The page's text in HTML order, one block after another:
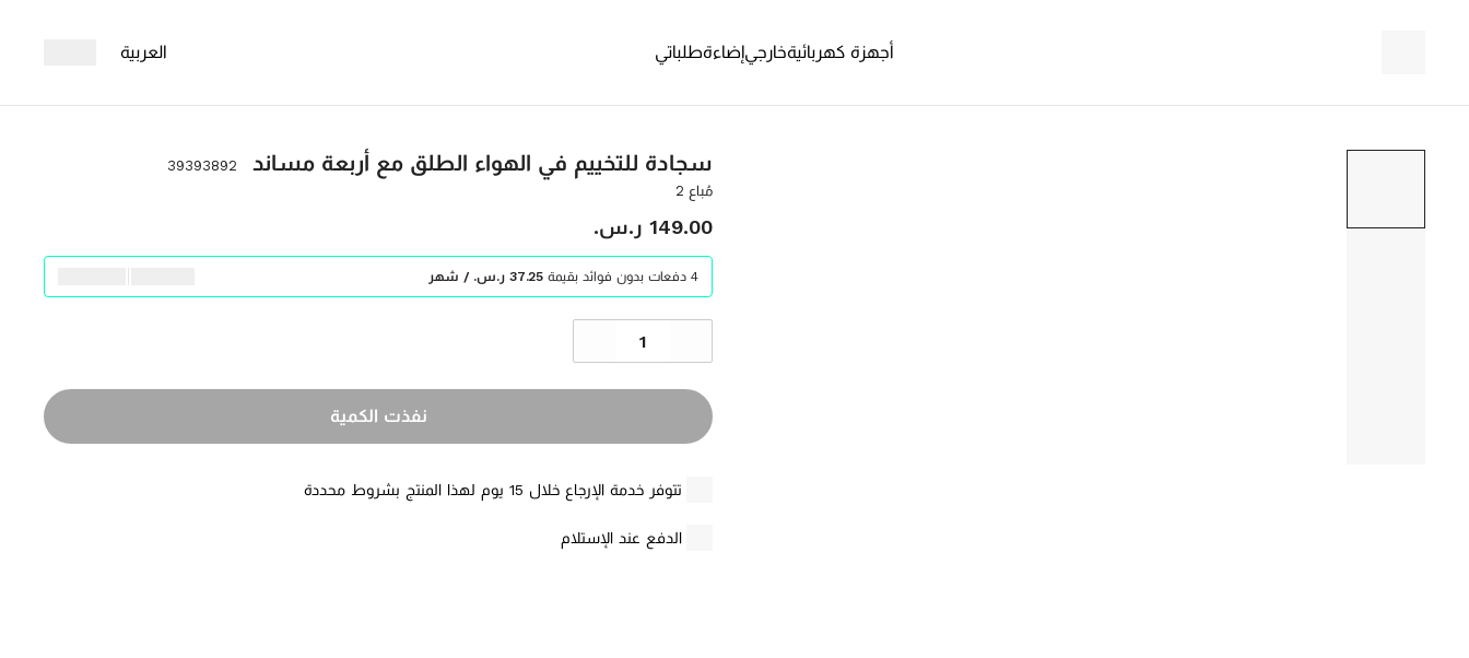
أجهزة كهربائيةخارجيإضاءةطلباتي العربية
سجادة للتخييم في الهواء الطلق مع أربعة مساند
39393892
مُباع 2
‫149.00 ر.س.‬
4 دفعات بدون فوائد بقيمة ‫37.25 ر.س.‬ / شهر
نفذت الكمية
تتوفر خدمة الإرجاع خلال 15 يوم لهذا المنتج بشروط محددة
الدفع عند الإستلام